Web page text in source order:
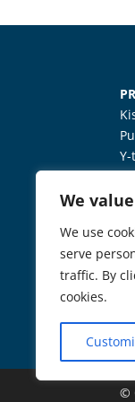
We
We use
serve
traffic. By
cookies.
©